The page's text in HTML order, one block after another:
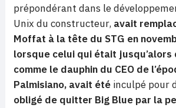
prépondérant dans le
Unix du constructeur, avait
Moffat à la tête du STG en
lorsque celui qui était jusqu’alors
comme le dauphin du CEO de
Palmisiano, avait été inculpé pour
obligé de quitter Big Blue par la